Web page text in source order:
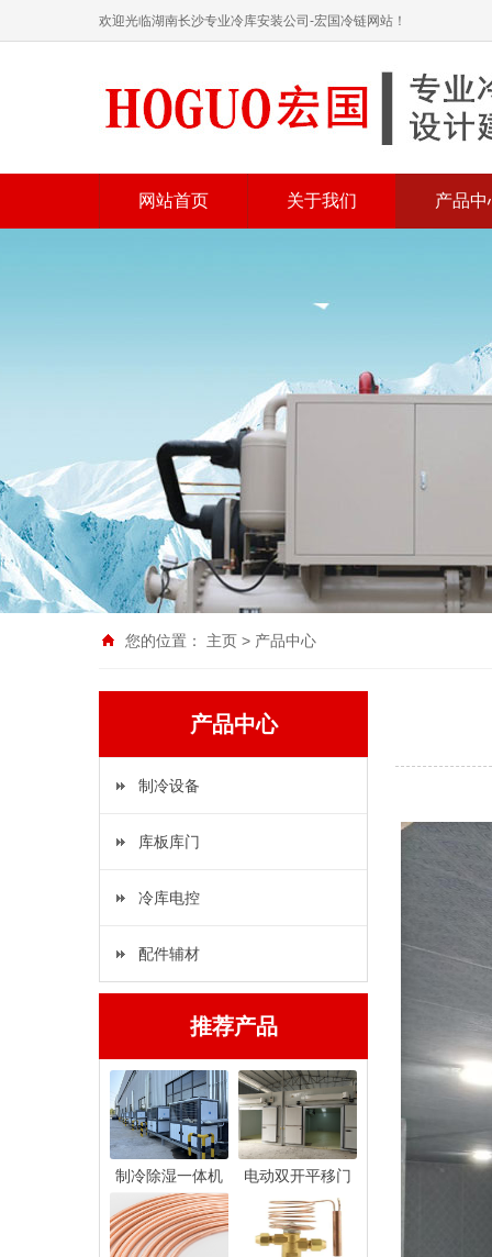
欢迎光临湖南长沙专业冷库安装公司-宏国冷链网站！
网站首页 关于我们 产品中
您的位置： 主页 > 产品中心
产品中心
制冷设备
库板库门
冷库电控
配件辅材
推荐产品
制冷除湿一体机 电动双开平移门